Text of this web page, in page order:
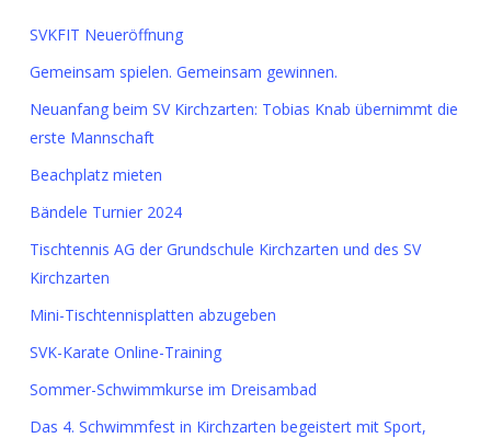
SVKFIT Neueröffnung
Gemeinsam spielen. Gemeinsam gewinnen.
Neuanfang beim SV Kirchzarten: Tobias Knab übernimmt die
erste Mannschaft
Beachplatz mieten
Bändele Turnier 2024
Tischtennis AG der Grundschule Kirchzarten und des SV
Kirchzarten
Mini-Tischtennisplatten abzugeben
SVK-Karate Online-Training
Sommer-Schwimmkurse im Dreisambad
Das 4. Schwimmfest in Kirchzarten begeistert mit Sport,